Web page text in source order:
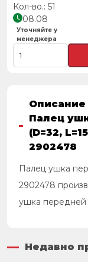
51
08.08
Уточняйте у
менеджера
Описание
Палец
(D=32,
2902478
Палец ушка
2902478
ушка передней
Недавно